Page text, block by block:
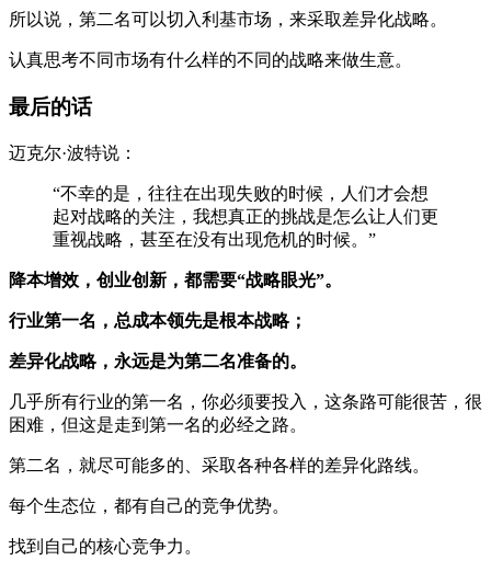
所以说，第二名可以切入利基市场，来采取差异化战略。
认真思考不同市场有什么样的不同的战略来做生意。
最后的话
迈克尔·波特说：
“不幸的是，往往在出现失败的时候，人们才会想
起对战略的关注，我想真正的挑战是怎么让人们更
重视战略，甚至在没有出现危机的时候。”
降本增效，创业创新，都需要“战略眼光”。
行业第一名，总成本领先是根本战略；
差异化战略，永远是为第二名准备的。
几乎所有行业的第一名，你必须要投入，这条路可能很苦，很
困难，但这是走到第一名的必经之路。
第二名，就尽可能多的、采取各种各样的差异化路线。
每个生态位，都有自己的竞争优势。
找到自己的核心竞争力。